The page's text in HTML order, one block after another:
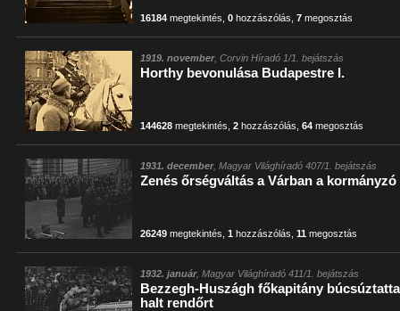
16184 megtekintés ,0 hozzászólás ,7 megosztás
1919. november, Corvin Híradó 1/1. bejátszás
Horthy bevonulása Budapestre I.
144628 megtekintés ,2 hozzászólás ,64 megosztás
1931. december, Magyar Világhíradó 407/1. bejátszás
Zenés őrségváltás a Várban a
26249 megtekintés ,1 hozzászólás ,11 megosztás
1932. január, Magyar Világhíradó 411/1. bejátszás
Bezzegh-Huszágh főkapitány
halt rendőrt